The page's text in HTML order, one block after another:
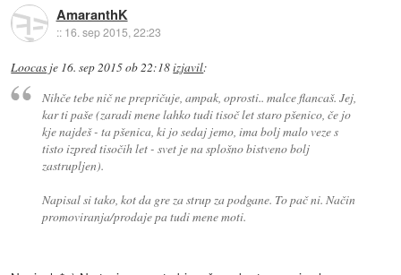
AmaranthK
:: 16. sep 2015, 22:23
Loocas je 16. sep 2015 ob 22:18izjavil:
Nihče tebe nič ne prepričuje, ampak, oprosti.. malce flancaš. Jej,
kar ti paše (zaradi mene lahko tudi tisoč let staro pšenico, če jo
kje najdeš - ta pšenica, ki jo sedaj jemo, ima bolj malo veze s
tisto izpred tisočih let - svet je na splošno bistveno bolj
zastrupljen).
Napisal si tako, kot da gre za strup za podgane. To pač ni. Način
promoviranja/prodaje pa tudi mene moti.